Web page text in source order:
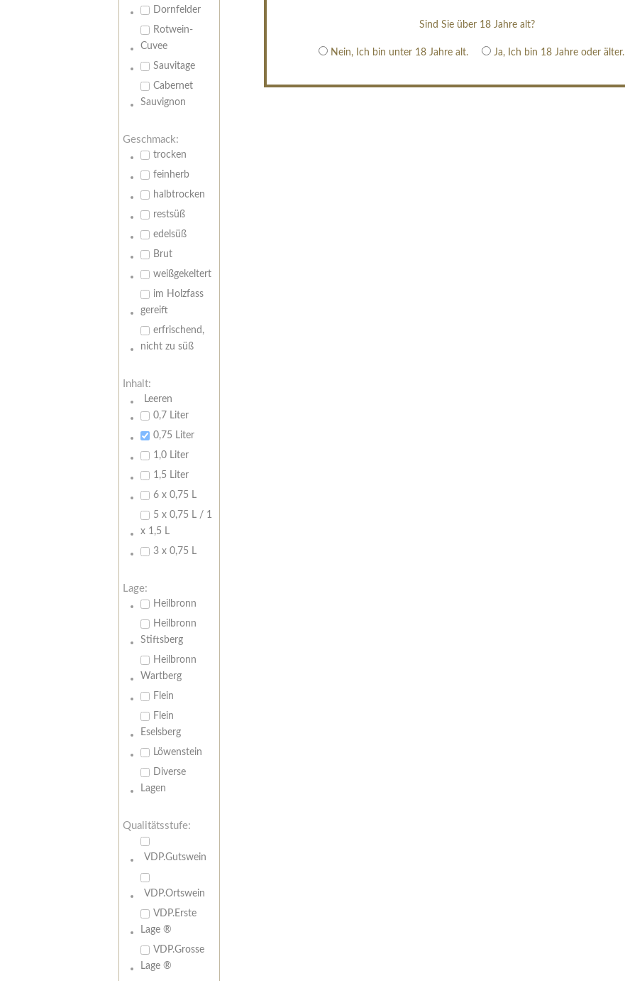
Sind Sie über 18 Jahre alt?
Nein, Ich bin unter 18 Jahre alt. Ja, Ich bin 18 Jahre oder älter.
Dornfelder
Rotwein-
Cuvee
Sauvitage
Cabernet
Sauvignon
Geschmack:
trocken
feinherb
halbtrocken
restsüß
edelsüß
Brut
weißgekeltert
im Holzfass
gereift
erfrischend,
nicht zu süß
Inhalt:
Leeren
0,7 Liter
0,75 Liter
1,0 Liter
1,5 Liter
6 x 0,75 L
5 x 0,75 L / 1
x 1,5 L
3 x 0,75 L
Lage:
Heilbronn
Heilbronn
Stiftsberg
Heilbronn
Wartberg
Flein
Flein
Eselsberg
Löwenstein
Diverse
Lagen
Qualitätsstufe:
VDP.Gutswein
VDP.Ortswein
VDP.Erste
Lage ®
VDP.Grosse
Lage ®